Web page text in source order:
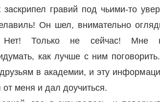
гравий под чьими-то
Он шел, внимательно
Нет! Только не сейчас! Мне
как лучше с ним
в академии, и эту
от меня и дал доучиться.